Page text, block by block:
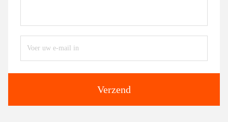
Verzend